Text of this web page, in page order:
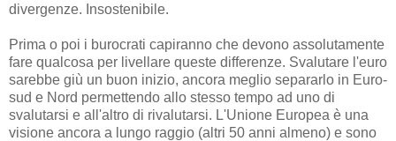
divergenze. Insostenibile.
Prima o poi i burocrati capiranno che devono assolutamente
fare qualcosa per livellare queste differenze. Svalutare l'euro
sarebbe giù un buon inizio, ancora meglio separarlo in Euro-
sud e Nord permettendo allo stesso tempo ad uno di
svalutarsi e all'altro di rivalutarsi. L'Unione Europea è una
visione ancora a lungo raggio (altri 50 anni almeno) e sono